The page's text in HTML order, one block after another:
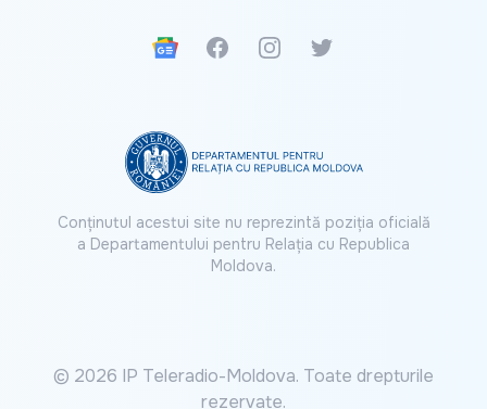
Google News
FacebookInstagramTwitter
Conținutul acestui site nu reprezintă poziția oficială
a Departamentului pentru Relația cu Republica
Moldova.
© 2026 IP Teleradio-Moldova. Toate drepturile
rezervate.